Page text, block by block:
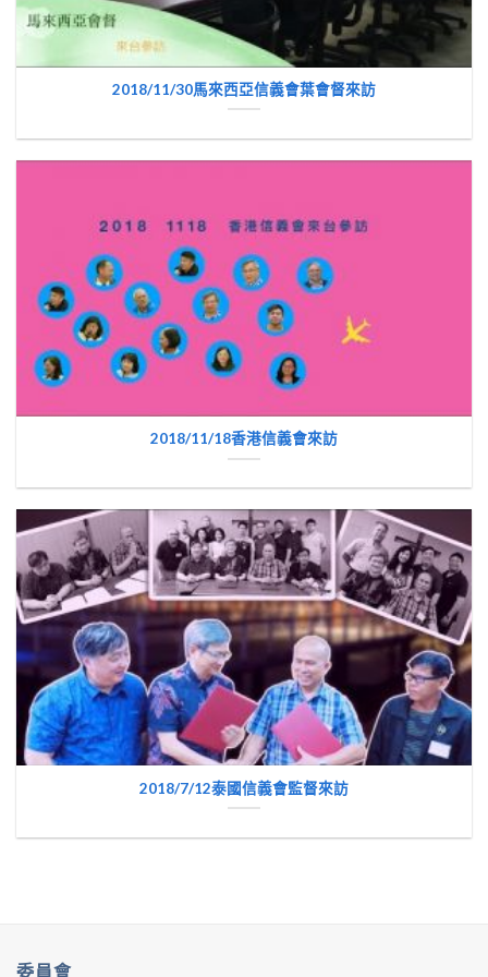
2018/11/30馬來西亞信義會葉會督來訪
2018/11/18香港信義會來訪
2018/7/12泰國信義會監督來訪
委員會